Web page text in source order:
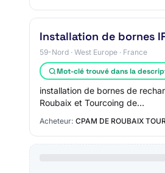
Installation de bornes
59-Nord · West Europe · France
Mot-clé trouvé dans la
installation de bornes de
Roubaix et Tourcoing de…
Acheteur: CPAM DE ROUBAIX